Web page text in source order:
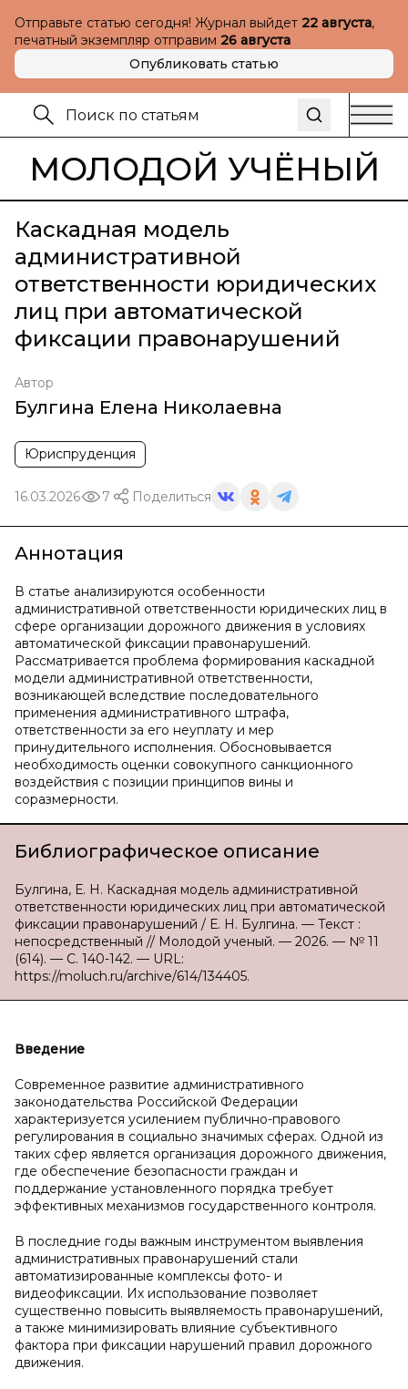
Отправьте статью сегодня! Журнал выйдет 22 августа,
печатный экземпляр отправим 26 августа
Опубликовать статью
МОЛОДОЙ УЧЁНЫЙ
Каскадная модель
административной
ответственности юридических
лиц при автоматической
фиксации правонарушений
Автор
Булгина Елена Николаевна
Юриспруденция
16.03.2026 7 Поделиться
Аннотация
В статье анализируются особенности
административной ответственности юридических лиц в
сфере организации дорожного движения в условиях
автоматической фиксации правонарушений.
Рассматривается проблема формирования каскадной
модели административной ответственности,
возникающей вследствие последовательного
применения административного штрафа,
ответственности за его неуплату и мер
принудительного исполнения. Обосновывается
необходимость оценки совокупного санкционного
воздействия с позиции принципов вины и
соразмерности.
Библиографическое описание
Булгина, Е. Н. Каскадная модель административной
ответственности юридических лиц при автоматической
фиксации правонарушений / Е. Н. Булгина. — Текст :
непосредственный // Молодой ученый. — 2026. — № 11
(614). — С. 140-142. — URL:
https://moluch.ru/archive/614/134405.
Введение
Современное развитие административного
законодательства Российской Федерации
характеризуется усилением публично-правового
регулирования в социально значимых сферах. Одной из
таких сфер является организация дорожного движения,
где обеспечение безопасности граждан и
поддержание установленного порядка требует
эффективных механизмов государственного контроля.
В последние годы важным инструментом выявления
административных правонарушений стали
автоматизированные комплексы фото- и
видеофиксации. Их использование позволяет
существенно повысить выявляемость правонарушений,
а также минимизировать влияние субъективного
фактора при фиксации нарушений правил дорожного
движения.